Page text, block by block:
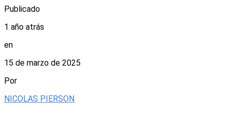
Publicado
1 año atrás
en
15 de marzo de 2025
Por
NICOLAS PIERSON